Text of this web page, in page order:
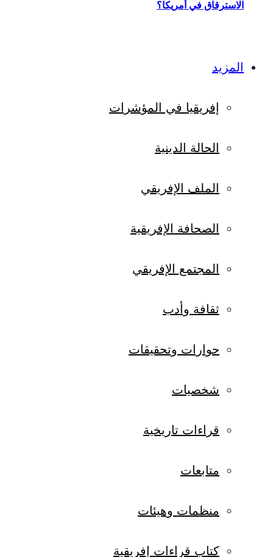
الاسترقاق في أمريكا؟
المزيد
إفريقيا في المؤشرات
الحالة الدينية
الملف الإفريقي
الصحافة الإفريقية
المجتمع الإفريقي
ثقافة وأدب
حوارات وتحقيقات
شخصيات
قراءات تاريخية
متابعات
منظمات وهيئات
كتاب قراءات إفريقية